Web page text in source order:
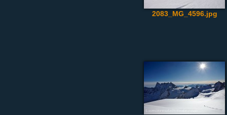
2083_MG_4596.jpg